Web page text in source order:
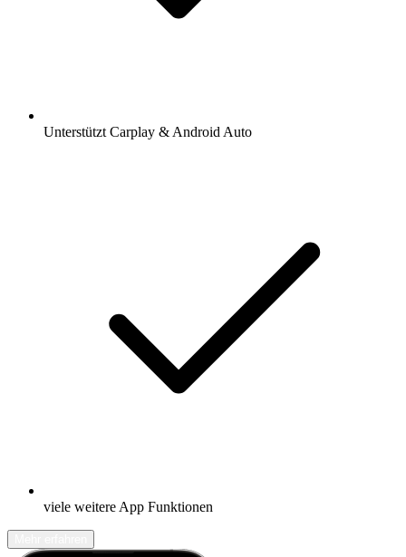
Unterstützt Carplay & Android Auto
viele weitere App Funktionen